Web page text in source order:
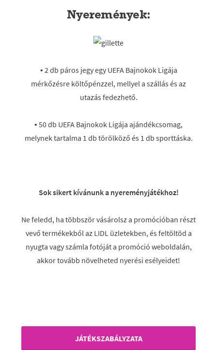
Nyeremények:
• 2 db páros jegy egy UEFA Bajnokok Ligája
mérkőzésre költőpénzzel, mellyel a szállás és az
utazás fedezhető.
• 50 db UEFA Bajnokok Ligája ajándékcsomag,
melynek tartalma 1 db törölköző és 1 db sporttáska.
Sok sikert kívánunk a nyereményjátékhoz!
Ne feledd, ha többször vásárolsz a promócióban részt
vevő termékekből az LIDL üzletekben, és feltöltöd a
nyugta vagy számla fotóját a promóció weboldalán,
akkor tovább növelheted nyerési esélyeidet!
JÁTÉKSZABÁLYZATA